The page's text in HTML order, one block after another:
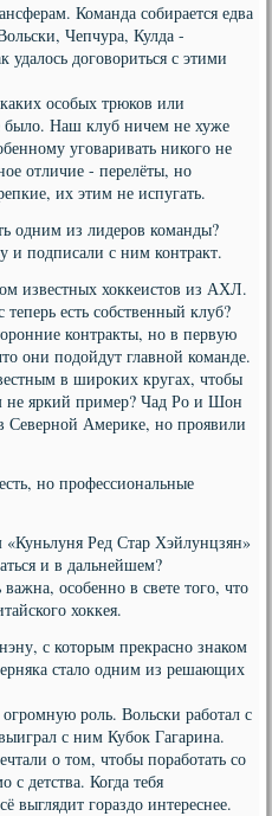
Команда собирается едва
Чепчура, Кулда -
договориться с этими
особых трюков или
было. Наш клуб ничем не хуже
уговаривать никого не
отличие - перелёты, но
их этим не испугать.
одним из лидеров команды?
и подписали с ним контракт.
известных хоккеистов из АХЛ.
есть собственный клуб?
контракты, но в первую
они подойдут главной команде.
в широких кругах, чтобы
яркий пример? Чад Ро и Шон
Северной Америке, но проявили
но профессиональные
«Куньлуня Ред Стар Хэйлунцзян»
и в дальнейшем?
особенно в свете того, что
хоккея.
с которым прекрасно знаком
стало одним из решающих
роль. Вольски работал с
с ним Кубок Гагарина.
о том, чтобы поработать со
детства. Когда тебя
выглядит гораздо интереснее.